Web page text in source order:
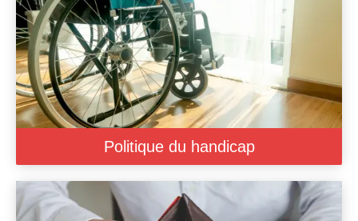
Politique du handicap